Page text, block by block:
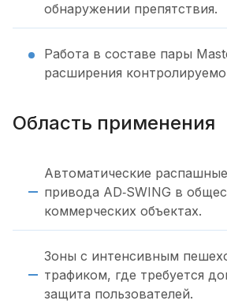
обнаружении препятствия.
Работа в составе пары
расширения
Область применения
Автоматические
привода AD‑SWING в
коммерческих объектах.
Зоны с интенсивным
трафиком, где требуется
защита пользователей.